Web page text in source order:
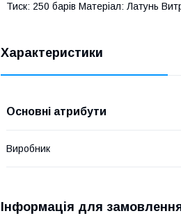
Тиск: 250 барів Матеріал: Латунь
Характеристики
Основні атрибути
Виробник
Інформація для